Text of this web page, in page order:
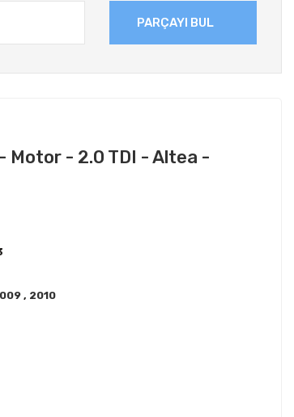
PARÇAYI BUL
Motor - 2.0 TDI - Altea -
, 2010